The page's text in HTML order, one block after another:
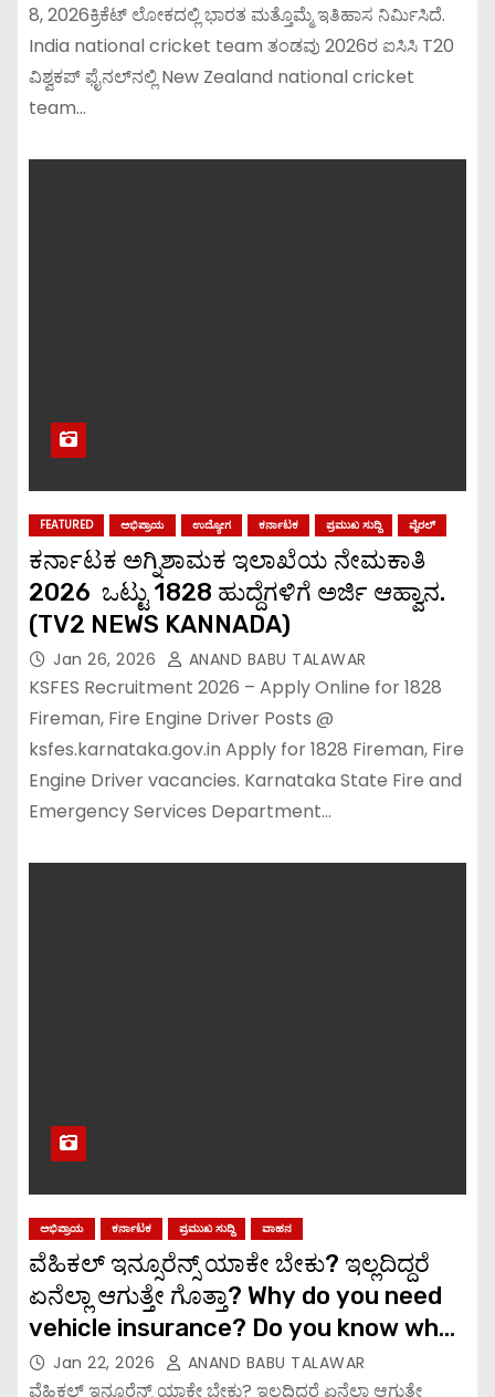
8, 2026ಕ್ರಿಕೆಟ್ ಲೋಕದಲ್ಲಿ ಭಾರತ ಮತ್ತೊಮ್ಮೆ ಇತಿಹಾಸ ನಿರ್ಮಿಸಿದೆ.
India national cricket team ತಂಡವು 2026ರ ಐಸಿಸಿ T20
ವಿಶ್ವಕಪ್ ಫೈನಲ್‌ನಲ್ಲಿ New Zealand national cricket
team…
FEATURED ಅಭಿಪ್ರಾಯ ಉದ್ಯೋಗ ಕರ್ನಾಟಕ ಪ್ರಮುಖ ಸುದ್ದಿ ವೈರಲ್
ಕರ್ನಾಟಕ ಅಗ್ನಿಶಾಮಕ ಇಲಾಖೆಯ ನೇಮಕಾತಿ
2026 ಒಟ್ಟು 1828 ಹುದ್ದೆಗಳಿಗೆ ಅರ್ಜಿ ಆಹ್ವಾನ.
(TV2 NEWS KANNADA)
Jan 26, 2026 ANAND BABU TALAWAR
KSFES Recruitment 2026 – Apply Online for 1828
Fireman, Fire Engine Driver Posts @
ksfes.karnataka.gov.in Apply for 1828 Fireman, Fire
Engine Driver vacancies. Karnataka State Fire and
Emergency Services Department…
ಅಭಿಪ್ರಾಯ ಕರ್ನಾಟಕ ಪ್ರಮುಖ ಸುದ್ದಿ ವಾಹನ
ವೆಹಿಕಲ್ ಇನ್ಸೂರೆನ್ಸ್ ಯಾಕೇ ಬೇಕು? ಇಲ್ಲದಿದ್ದರೆ
ಏನೆಲ್ಲಾ ಆಗುತ್ತೇ ಗೊತ್ತಾ? Why do you need
vehicle insurance? Do you know what
happens if you don’t have it?
Jan 22, 2026 ANAND BABU TALAWAR
ವೆಹಿಕಲ್ ಇನ್ಸೂರೆನ್ಸ್ ಯಾಕೇ ಬೇಕು? ಇಲ್ಲದಿದ್ದರೆ ಏನೆಲ್ಲಾ ಆಗುತ್ತೇ